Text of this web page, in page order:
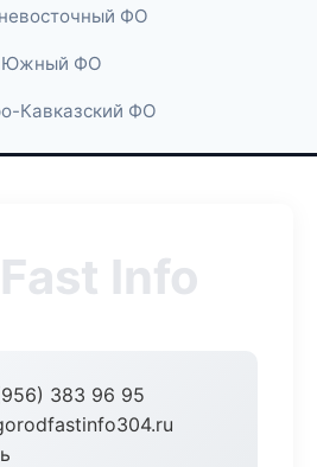
ФО
Южный ФО
Кавказский ФО
Info
383 96 95